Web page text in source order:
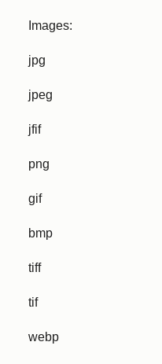
Images:
jpg
jpeg
jfif
png
gif
bmp
tiff
tif
webp